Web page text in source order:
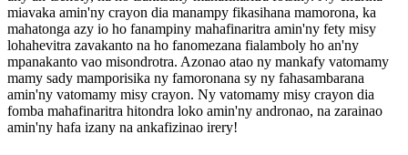
miavaka amin'ny crayon dia manampy fikasihana mamorona, ka
mahatonga azy io ho fanampiny mahafinaritra amin'ny fety misy
lohahevitra zavakanto na ho fanomezana fialamboly ho an'ny
mpanakanto vao misondrotra. Azonao atao ny mankafy vatomamy
mamy sady mamporisika ny famoronana sy ny fahasambarana
amin'ny vatomamy misy crayon. Ny vatomamy misy crayon dia
fomba mahafinaritra hitondra loko amin'ny andronao, na zarainao
amin'ny hafa izany na ankafizinao irery!